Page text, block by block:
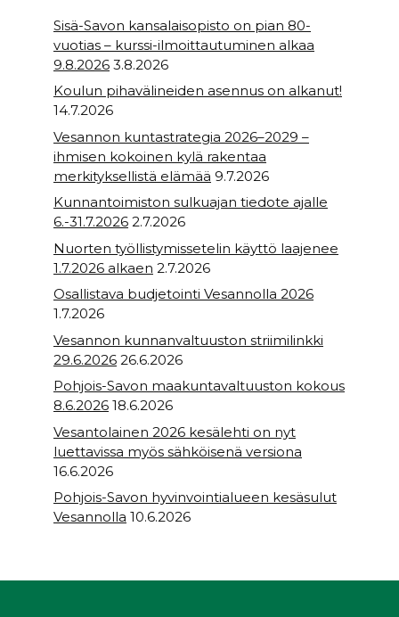
Sisä-Savon kansalaisopisto on pian 80-
vuotias – kurssi-ilmoittautuminen alkaa
9.8.2026 3.8.2026
Koulun pihavälineiden asennus on alkanut!
14.7.2026
Vesannon kuntastrategia 2026–2029 –
ihmisen kokoinen kylä rakentaa
merkityksellistä elämää 9.7.2026
Kunnantoimiston sulkuajan tiedote ajalle
6.-31.7.2026 2.7.2026
Nuorten työllistymissetelin käyttö laajenee
1.7.2026 alkaen 2.7.2026
Osallistava budjetointi Vesannolla 2026
1.7.2026
Vesannon kunnanvaltuuston striimilinkki
29.6.2026 26.6.2026
Pohjois-Savon maakuntavaltuuston kokous
8.6.2026 18.6.2026
Vesantolainen 2026 kesälehti on nyt
luettavissa myös sähköisenä versiona
16.6.2026
Pohjois-Savon hyvinvointialueen kesäsulut
Vesannolla 10.6.2026